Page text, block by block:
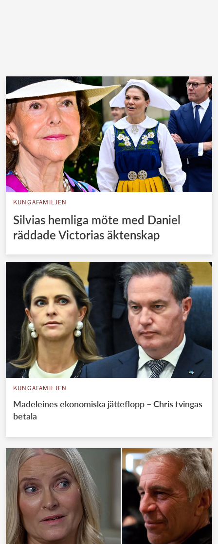
KUNGAFAMILJEN
Silvias hemliga möte med Daniel
räddade Victorias äktenskap
KUNGAFAMILJEN
Madeleines ekonomiska jätteflopp – Chris tvingas
betala